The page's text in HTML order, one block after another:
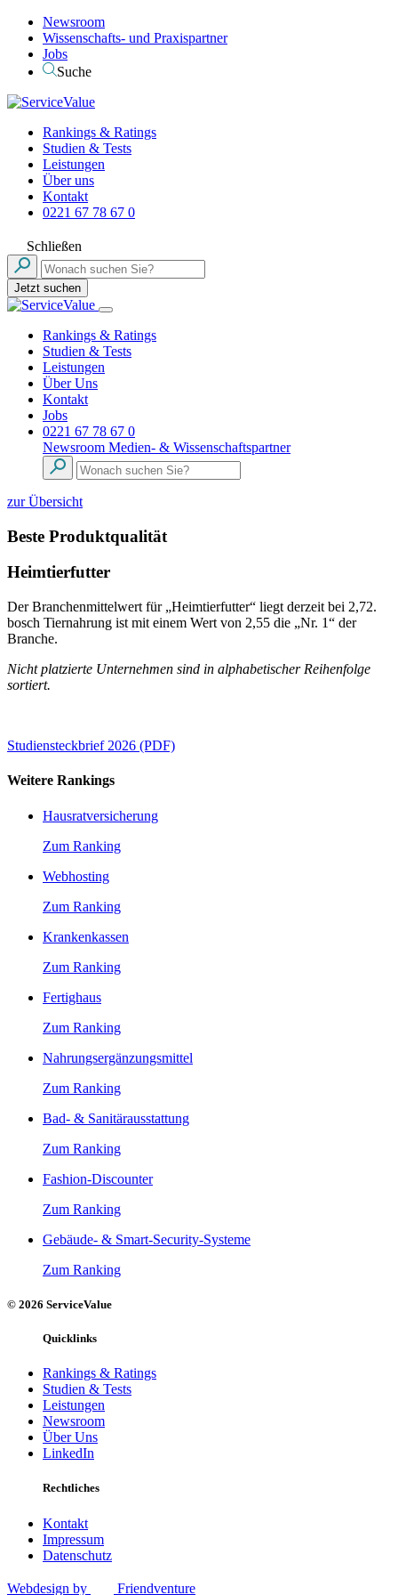
Newsroom
Wissenschafts- und Praxispartner
Jobs
Suche
Rankings & Ratings
Studien & Tests
Leistungen
Über uns
Kontakt
0221 67 78 67 0
Schließen
Jetzt suchen
Rankings & Ratings
Studien & Tests
Leistungen
Über Uns
Kontakt
Jobs
0221 67 78 67 0
Newsroom Medien- & Wissenschaftspartner
zur Übersicht
Beste Produktqualität
Heimtierfutter
Der Branchenmittelwert für „Heimtierfutter“ liegt derzeit bei 2,72.
bosch Tiernahrung ist mit einem Wert von 2,55 die „Nr. 1“ der
Branche.
Nicht platzierte Unternehmen sind in alphabetischer Reihenfolge
sortiert.
Studiensteckbrief 2026 (PDF)
Weitere Rankings
Hausratversicherung
Zum Ranking
Webhosting
Zum Ranking
Krankenkassen
Zum Ranking
Fertighaus
Zum Ranking
Nahrungsergänzungsmittel
Zum Ranking
Bad- & Sanitärausstattung
Zum Ranking
Fashion-Discounter
Zum Ranking
Gebäude‑ & Smart‑Security‑Systeme
Zum Ranking
© 2026 ServiceValue
Quicklinks
Rankings & Ratings
Studien & Tests
Leistungen
Newsroom
Über Uns
LinkedIn
Rechtliches
Kontakt
Impressum
Datenschutz
Webdesign by Friendventure